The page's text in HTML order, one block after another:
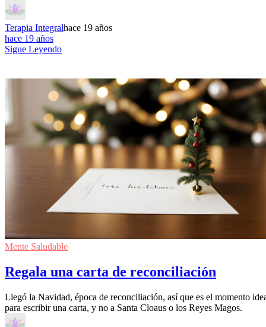
Terapia Integralhace 19 años
hace 19 años
Sigue Leyendo
Mente Saludable
Regala una carta de reconciliación
Llegó la Navidad, época de reconciliación, así que es el momento
para escribir una carta, y no a Santa Cloaus o los Reyes Magos.